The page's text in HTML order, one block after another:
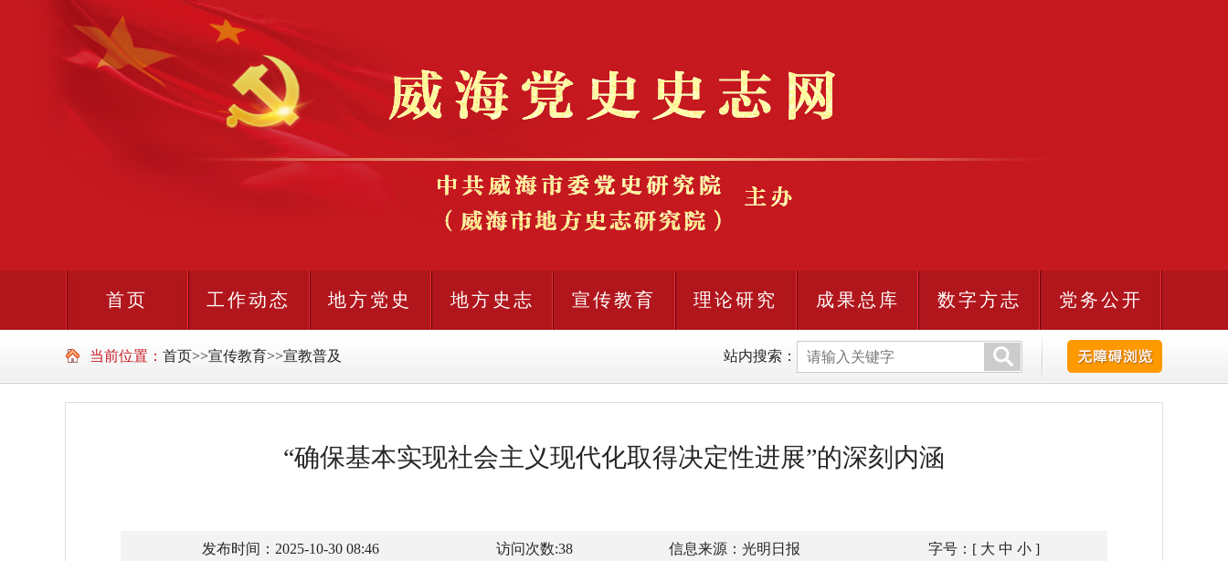
首页 工作动态 地方党史 地方史志 宣传教育 理论研究 成果总库 数字方志 党务公开
当前位置： 首页>>宣传教育>>宣教普及 站内搜索：
“确保基本实现社会主义现代化取得决定性进展”的深刻内涵
发布时间：2025-10-30 08:46 访问次数:38 信息来源： 光明日报 字号：[ 大 中 小 ]